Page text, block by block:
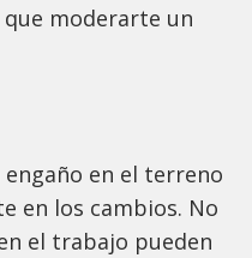
moderarte un
en el terreno
en los cambios. No
el trabajo pueden